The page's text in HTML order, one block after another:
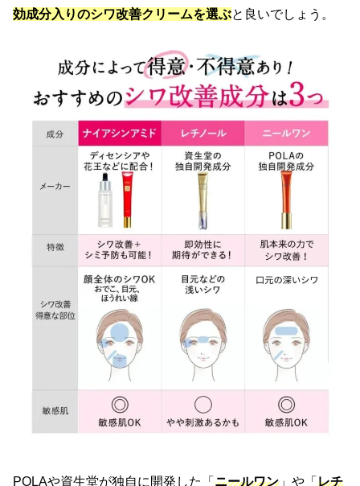
効成分入りのシワ改善クリームを選ぶと良いでしょう。
POLAや資生堂が独自に開発した「 ニールワン 」や「 レチ